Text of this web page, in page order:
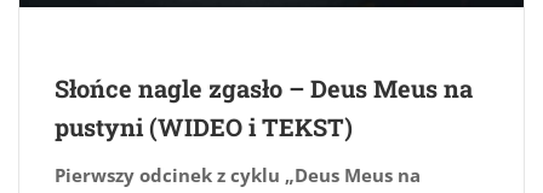
Słońce nagle zgasło – Deus Meus na
pustyni (WIDEO i TEKST)
Pierwszy odcinek z cyklu „Deus Meus na